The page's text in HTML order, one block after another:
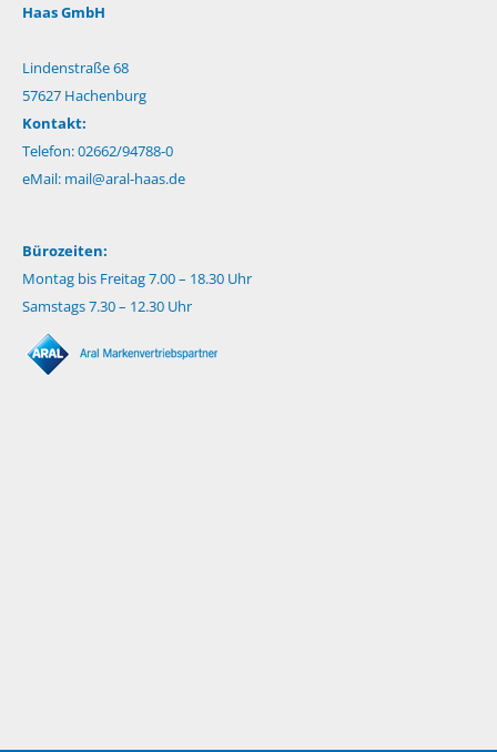
Haas GmbH
Lindenstraße 68
57627 Hachenburg
Kontakt:
Telefon: 02662/94788-0
eMail: mail@aral-haas.de
Bürozeiten:
Montag bis Freitag 7.00 – 18.30 Uhr
Samstags 7.30 – 12.30 Uhr